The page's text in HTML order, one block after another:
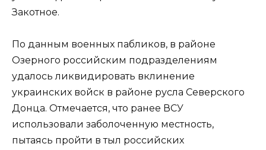
Закотное.
По данным военных пабликов, в районе
Озерного российским подразделениям
удалось ликвидировать вклинение
украинских войск в районе русла Северского
Донца. Отмечается, что ранее ВСУ
использовали заболоченную местность,
пытаясь пройти в тыл российских